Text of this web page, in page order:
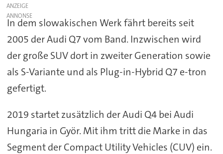
ANZEIGE
In dem slowakischen Werk fährt bereits seit
2005 der Audi Q7 vom Band. Inzwischen wird
der große SUV dort in zweiter Generation sowie
als S-Variante und als Plug-in-Hybrid Q7 e-tron
gefertigt.
2019 startet zusätzlich der Audi Q4 bei Audi
Hungaria in Györ. Mit ihm tritt die Marke in das
Segment der Compact Utility Vehicles (CUV) ein.